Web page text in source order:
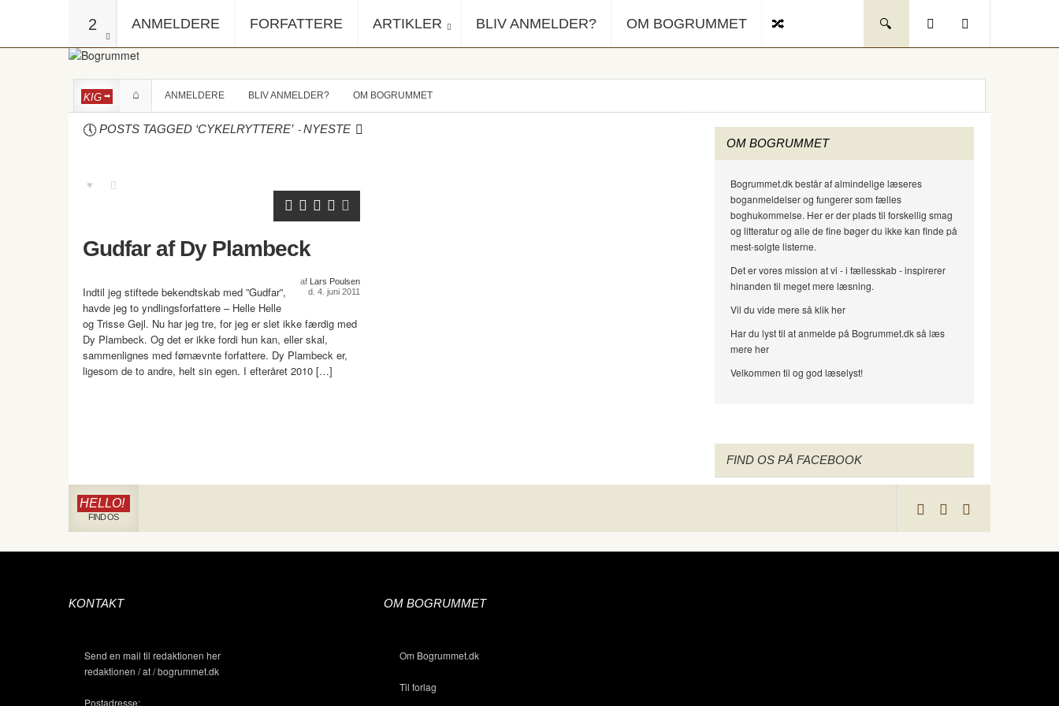
2 ANMELDERE FORFATTERE ARTIKLER BLIV ANMELDER? OM BOGRUMMET
KIG ANMELDERE BLIV ANMELDER? OM BOGRUMMET
POSTS TAGGED ‘CYKELRYTTERE’ -NYESTE
Gudfar af Dy Plambeck
af Lars Poulsen
d. 4. juni 2011
Indtil jeg stiftede bekendtskab med ”Gudfar”,
havde jeg to yndlingsforfattere – Helle Helle
og Trisse Gejl. Nu har jeg tre, for jeg er slet ikke færdig med
Dy Plambeck. Og det er ikke fordi hun kan, eller skal,
sammenlignes med førnævnte forfattere. Dy Plambeck er,
ligesom de to andre, helt sin egen. I efteråret 2010 […]
OM BOGRUMMET
Bogrummet.dk består af almindelige læseres
boganmeldelser og fungerer som fælles
boghukommelse. Her er der plads til forskellig smag
og litteratur og alle de fine bøger du ikke kan finde på
mest-solgte listerne.
Det er vores mission at vi - i fællesskab - inspirerer
hinanden til meget mere læsning.
Vil du vide mere så klik her
Har du lyst til at anmelde på Bogrummet.dk så læs
mere her
Velkommen til og god læselyst!
FIND OS PÅ FACEBOOK
HELLO!
FIND OS
KONTAKT
Send en mail til redaktionen her
redaktionen / at / bogrummet.dk
Postadresse:
OM BOGRUMMET
Om Bogrummet.dk
Til forlag